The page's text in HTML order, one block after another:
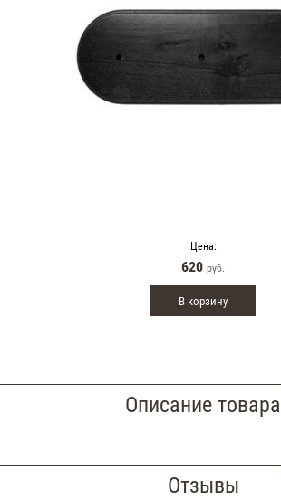
Цена:
620 руб.
В корзину
Описание товара
Отзывы